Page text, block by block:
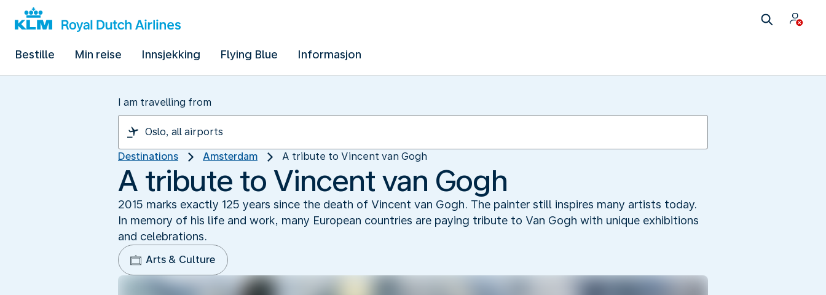
Bestille Min reise Innsjekking Flying Blue Informasjon
I am travelling from
Destinations Amsterdam A tribute to Vincent van Gogh
A tribute to Vincent van Gogh
2015 marks exactly 125 years since the death of Vincent van Gogh. The painter still inspires many artists today.
In memory of his life and work, many European countries are paying tribute to Van Gogh with unique exhibitions
and celebrations.
Arts & Culture